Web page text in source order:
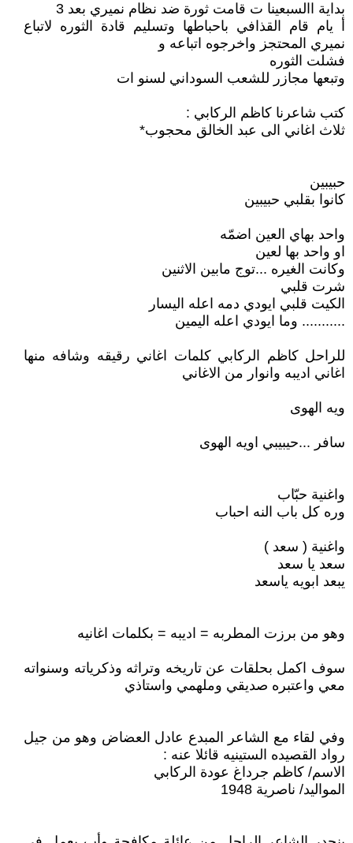
بداية االسبعينا ت قامت ثورة ضد نظام نميري بعد 3
أ يام قام القذافي باحباطها وتسليم قادة الثوره لاتباع
نميري المحتجز واخرجوه اتباعه و
فشلت الثوره
وتبعها مجازر للشعب السوداني لسنو ات
كتب شاعرنا كاظم الركابي :
ثلاث اغاني الى عبد الخالق محجوب*
حبيبين
كانوا بقلبي حبيبين
واحد بهاي العين اضمّه
او واحد بها لعين
وكانت الغيره ...توج مابين الاثنين
شرت قلبي
الكيت قلبي ايودي دمه اعله اليسار
........... وما ايودي اعله اليمين
للراحل كاظم الركابي كلمات اغاني رقيقه وشافه منها
اغاني اديبه وانوار من الاغاني
ويه الهوى
سافر ...حيبيبي اويه الهوى
واغنية حبّاب
وره كل باب النه احباب
واغنية ( سعد )
سعد يا سعد
يبعد ابويه ياسعد
وهو من برزت المطربه = اديبه = بكلمات اغانيه
سوف اكمل بحلقات عن تاريخه وتراثه وذكرياته وسنواته
معي واعتبره صديقي وملهمي واستاذي
وفي لقاء مع الشاعر المبدع عادل العضاض وهو من جيل
رواد القصيده الستينيه قائلا عنه :
الاسم/ كاظم جرداغ عودة الركابي
المواليد/ ناصرية 1948